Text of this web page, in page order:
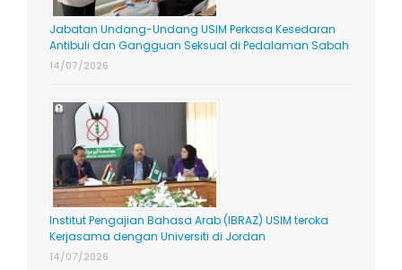
Jabatan Undang-Undang USIM Perkasa Kesedaran
Antibuli dan Gangguan Seksual di Pedalaman Sabah
14/07/2026
Institut Pengajian Bahasa Arab (IBRAZ) USIM teroka
Kerjasama dengan Universiti di Jordan
14/07/2026